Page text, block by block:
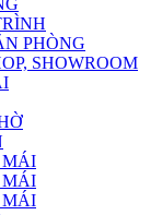
PHÒNG
SHOWROOM
MÁI
MÁI
MÁI